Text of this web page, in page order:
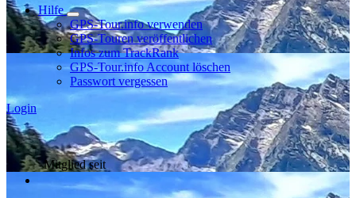
Hilfe
GPS-Tour.info verwenden
GPS-Touren veröffentlichen
Infos zum TrackRank
GPS-Tour.info Account löschen
Passwort vergessen
Login
Mitglied seit